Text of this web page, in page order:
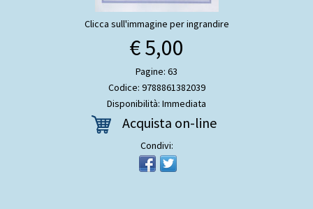
Clicca sull'immagine per ingrandire
€ 5,00
Pagine: 63
Codice: 9788861382039
Disponibilità: Immediata
Acquista on-line
Condivi: